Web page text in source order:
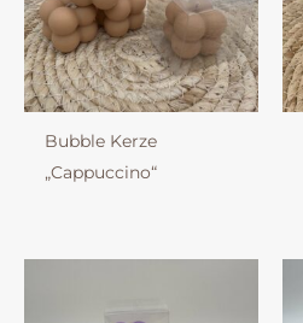
Bubble Kerze
„Cappuccino“